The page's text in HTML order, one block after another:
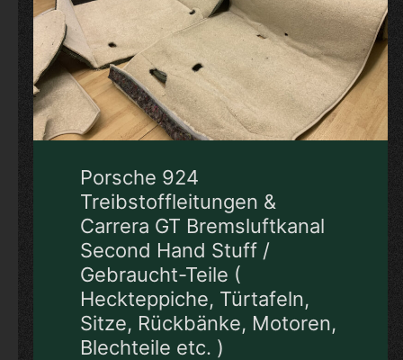
Porsche 924
Treibstoffleitungen &
Carrera GT Bremsluftkanal
Second Hand Stuff /
Gebraucht-Teile (
Heckteppiche, Türtafeln,
Sitze, Rückbänke, Motoren,
Blechteile etc. )